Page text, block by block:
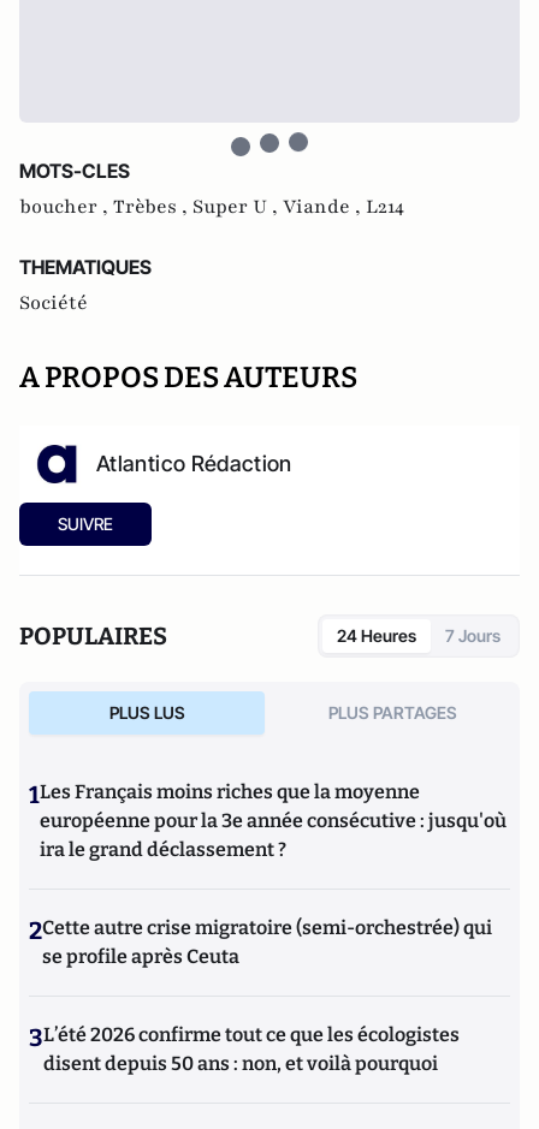
MOTS-CLES
boucher , Trèbes , Super U , Viande , L214
THEMATIQUES
Société
A PROPOS DES AUTEURS
Atlantico Rédaction
SUIVRE
POPULAIRES 24 Heures 7 Jours
PLUS LUS PLUS PARTAGES
1Les Français moins riches que la moyenne
européenne pour la 3e année consécutive : jusqu'où
ira le grand déclassement ?
2Cette autre crise migratoire (semi-orchestrée) qui
se profile après Ceuta
3L’été 2026 confirme tout ce que les écologistes
disent depuis 50 ans : non, et voilà pourquoi